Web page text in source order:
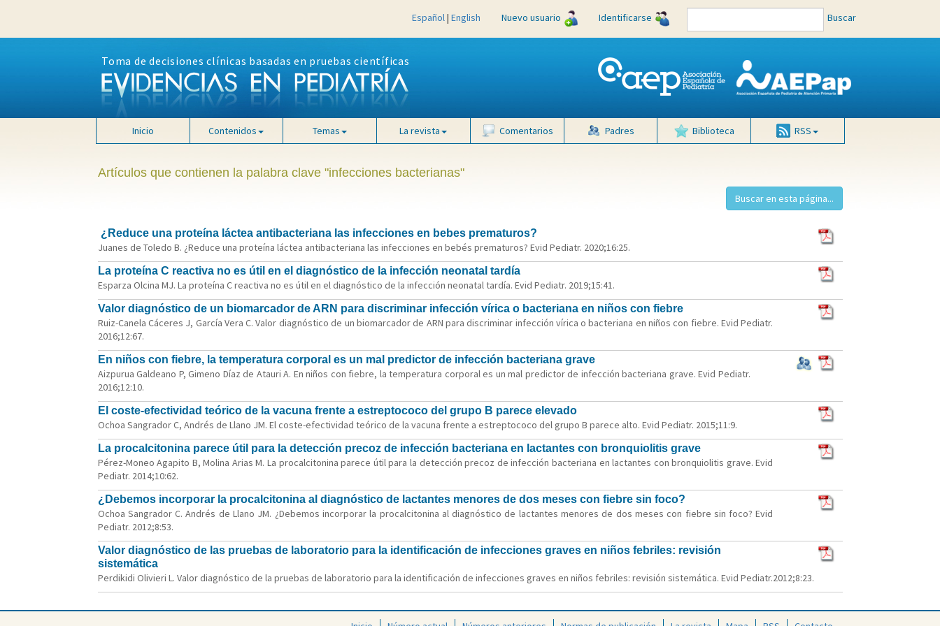
Español| English Nuevo usuario Identificarse Buscar
Toma de decisiones clínicas basadas en pruebas científicas
Inicio Contenidos Temas La revista Comentarios Padres Biblioteca RSS
Artículos que contienen la palabra clave "infecciones bacterianas"
¿Reduce una proteína láctea antibacteriana las infecciones en bebes prematuros?
Juanes de Toledo B. ¿Reduce una proteína láctea antibacteriana las infecciones en bebés prematuros? Evid Pediatr. 2020;16:25.
La proteína C reactiva no es útil en el diagnóstico de la infección neonatal tardía
Esparza Olcina MJ. La proteína C reactiva no es útil en el diagnóstico de la infección neonatal tardía. Evid Pediatr. 2019;15:41.
Valor diagnóstico de un biomarcador de ARN para discriminar infección vírica o bacteriana en niños con fiebre
Ruiz-Canela Cáceres J, García Vera C. Valor diagnóstico de un biomarcador de ARN para discriminar infección vírica o bacteriana en niños con fiebre. Evid Pediatr.
2016;12:67.
En niños con fiebre, la temperatura corporal es un mal predictor de infección bacteriana grave
Aizpurua Galdeano P, Gimeno Díaz de Atauri A. En niños con fiebre, la temperatura corporal es un mal predictor de infección bacteriana grave. Evid Pediatr.
2016;12:10.
El coste-efectividad teórico de la vacuna frente a estreptococo del grupo B parece elevado
Ochoa Sangrador C, Andrés de Llano JM. El coste-efectividad teórico de la vacuna frente a estreptococo del grupo B parece alto. Evid Pediatr. 2015;11:9.
La procalcitonina parece útil para la detección precoz de infección bacteriana en lactantes con bronquiolitis grave
Pérez-Moneo Agapito B, Molina Arias M. La procalcitonina parece útil para la detección precoz de infección bacteriana en lactantes con bronquiolitis grave. Evid
Pediatr. 2014;10:62.
¿Debemos incorporar la procalcitonina al diagnóstico de lactantes menores de dos meses con fiebre sin foco?
Ochoa Sangrador C. Andrés de Llano JM. ¿Debemos incorporar la procalcitonina al diagnóstico de lactantes menores de dos meses con fiebre sin foco? Evid
Pediatr. 2012;8:53.
Valor diagnóstico de las pruebas de laboratorio para la identificación de infecciones graves en niños febriles: revisión
sistemática
Perdikidi Olivieri L. Valor diagnóstico de la pruebas de laboratorio para la identificación de infecciones graves en niños febriles: revisión sistemática. Evid Pediatr.2012;8:23.